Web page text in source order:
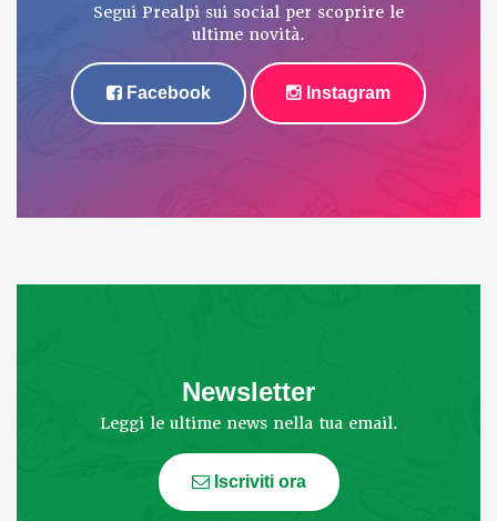
Segui Prealpi sui social per scoprire le
ultime novità.
Facebook Instagram
Newsletter
Leggi le ultime news nella tua email.
Iscriviti ora